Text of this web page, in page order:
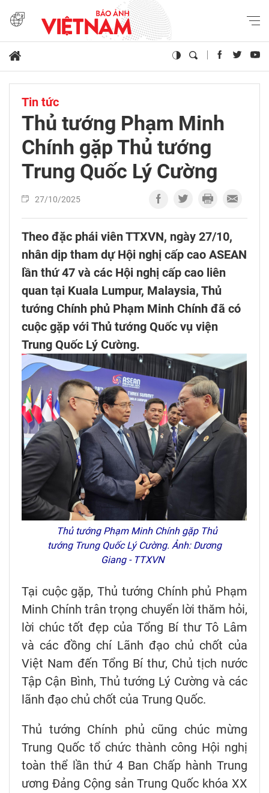
Tin tức
Thủ tướng Phạm Minh
Chính gặp Thủ tướng
Trung Quốc Lý Cường
27/10/2025
Theo đặc phái viên TTXVN, ngày 27/10,
nhân dịp tham dự Hội nghị cấp cao ASEAN
lần thứ 47 và các Hội nghị cấp cao liên
quan tại Kuala Lumpur, Malaysia, Thủ
tướng Chính phủ Phạm Minh Chính đã có
cuộc gặp với Thủ tướng Quốc vụ viện
Trung Quốc Lý Cường.
Thủ tướng Phạm Minh Chính gặp Thủ
tướng Trung Quốc Lý Cường. Ảnh: Dương
Giang - TTXVN
Tại cuộc gặp, Thủ tướng Chính phủ Phạm
Minh Chính trân trọng chuyển lời thăm hỏi,
lời chúc tốt đẹp của Tổng Bí thư Tô Lâm
và các đồng chí Lãnh đạo chủ chốt của
Việt Nam đến Tổng Bí thư, Chủ tịch nước
Tập Cận Bình, Thủ tướng Lý Cường và các
lãnh đạo chủ chốt của Trung Quốc.
Thủ tướng Chính phủ cũng chúc mừng
Trung Quốc tổ chức thành công Hội nghị
toàn thể lần thứ 4 Ban Chấp hành Trung
ương Đảng Cộng sản Trung Quốc khóa XX